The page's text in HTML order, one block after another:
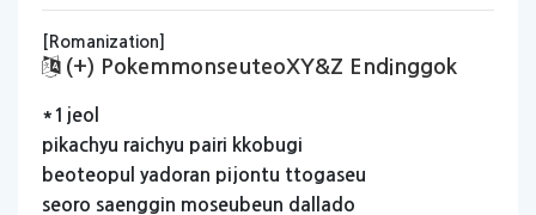
[Romanization]
(+) PokemmonseuteoXY&Z Endinggok
*1jeol
pikachyu raichyu pairi kkobugi
beoteopul yadoran pijontu ttogaseu
seoro saenggin moseubeun dallado